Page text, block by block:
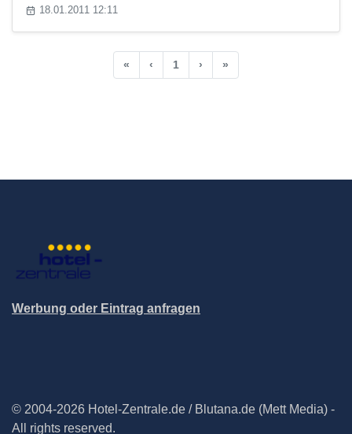
18.01.2011 12:11
« ‹ 1 › »
Werbung oder Eintrag anfragen
© 2004-2026 Hotel-Zentrale.de / Blutana.de (Mett Media) -
All rights reserved.